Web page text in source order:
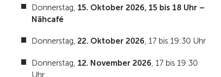
Donnerstag, 15. Oktober 2026, 15 bis 18 Uhr –
Nähcafé
Donnerstag,22. Oktober 2026, 17 bis 19:30 Uhr
Donnerstag, 12. November 2026, 17 bis 19:30
Uhr